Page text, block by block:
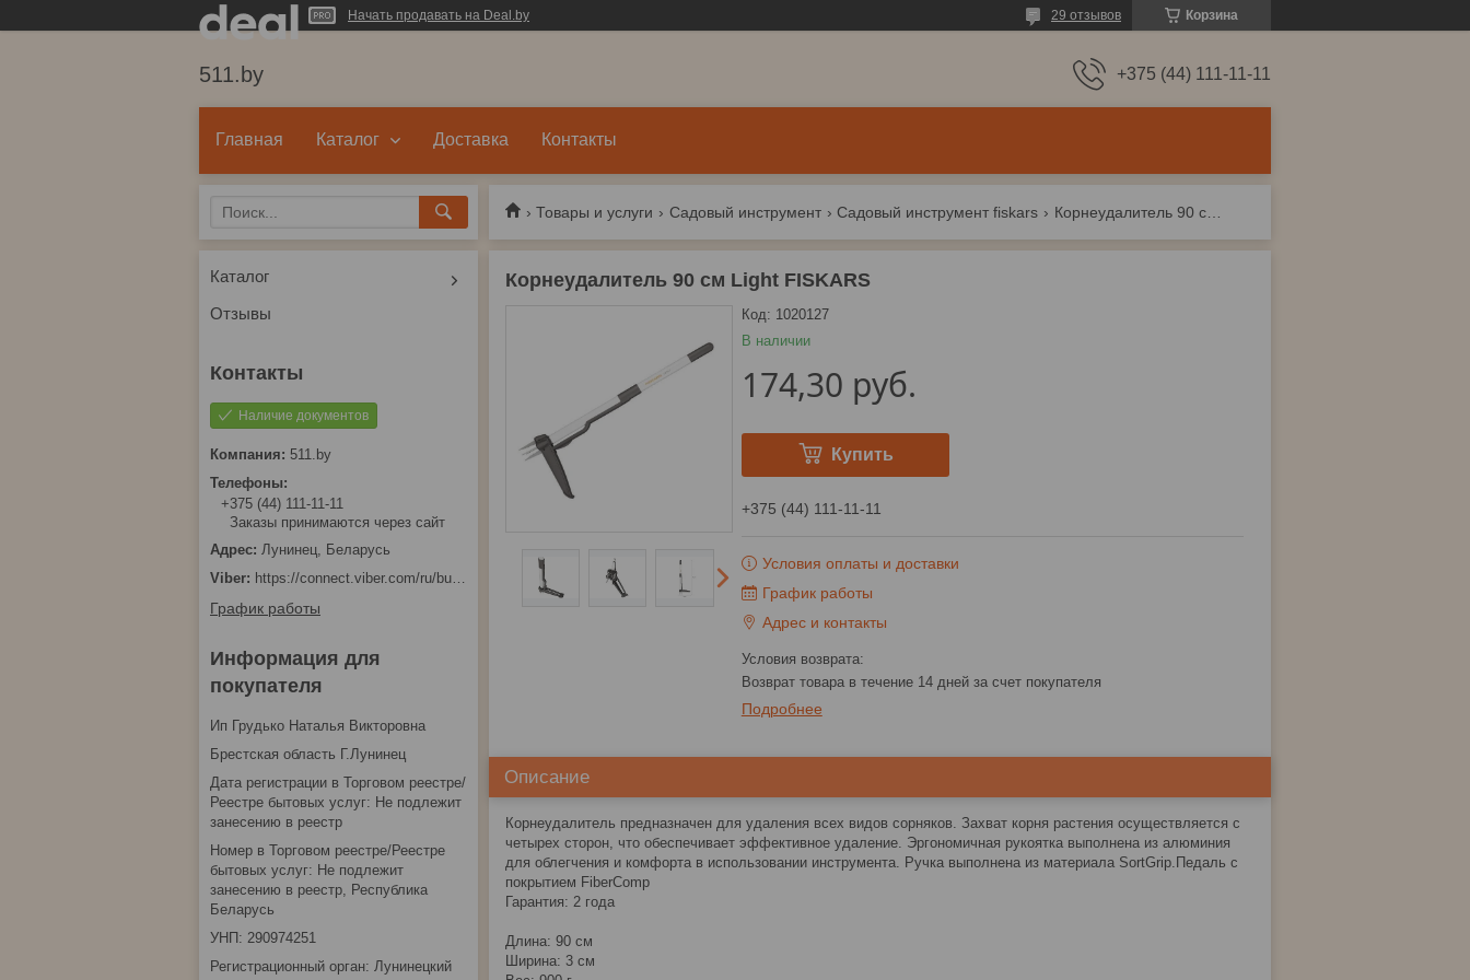
Начать продавать на Deal.by Корзина
29 отзывов
511.by +375 (44) 111-11-11
Главная Каталог Доставка Контакты
Товары и услуги Садовый инструмент Садовый инструмент fiskars Корнеудалитель 90 см light fiskars
Корнеудалитель 90 см Light FISKARS
В наличии
Код: 1020127
174,30 руб.
Купить
+375 (44) 111-11-11
Условия оплаты и доставки
График работы
Адрес и контакты
возврат товара в течение 14 дней за счет покупателя
Подробнее
Описание
Корнеудалитель предназначен для удаления всех видов сорняков. Захват корня растения осуществляется с
четырех сторон, что обеспечивает эффективное удаление. Эргономичная рукоятка выполнена из алюминия
для облегчения и комфорта в использовании инструмента. Ручка выполнена из материала SortGrip.Педаль с
покрытием FiberComp
Гарантия: 2 года
Длина: 90 см
Ширина: 3 см
Каталог
Отзывы
Наличие документов
511.by
+375 (44) 111-11-11
Заказы принимаются через сайт
Лунинец, Беларусь
https://connect.viber.com/ru/business/1d480fbc-bd61-11ef-8513-eab83dfd23fa
График работы
Информация для
покупателя
Ип Грудько Наталья Викторовна
Брестская область Г.Лунинец
Дата регистрации в Торговом реестре/
Реестре бытовых услуг: Не подлежит
занесению в реестр
Номер в Торговом реестре/Реестре
бытовых услуг: Не подлежит
занесению в реестр, Республика
Беларусь
УНП: 290974251
Регистрационный орган: Лунинецкий